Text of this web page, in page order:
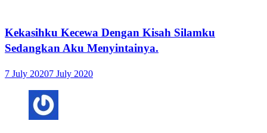
Kekasihku Kecewa Dengan Kisah Silamku
Sedangkan Aku Menyintainya.
7 July 20207 July 2020